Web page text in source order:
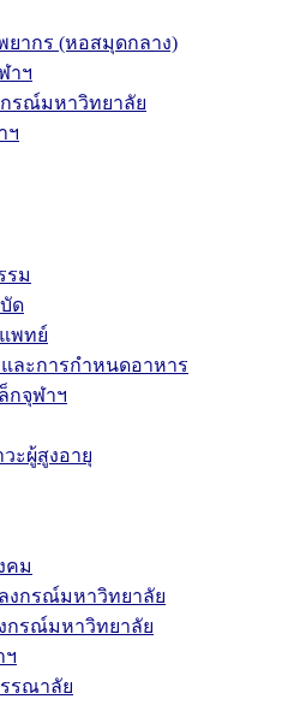
ยากร (หอสมุดกลาง)
าฯ
รณ์มหาวิทยาลัย
ฯ
รม
ด
พทย์
ละการกำหนดอาหาร
กจุฬาฯ
ะผู้สูงอายุ
คม
งกรณ์มหาวิทยาลัย
กรณ์มหาวิทยาลัย
ฯ
รณาลัย